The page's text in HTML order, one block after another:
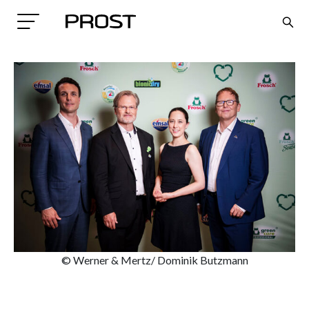
Search
© Werner & Mertz/ Dominik Butzmann